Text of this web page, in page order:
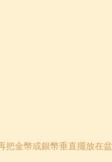
把金幣或銀幣垂直擺放在